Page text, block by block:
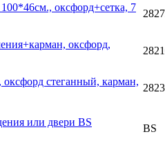
оксфорд+сетка, 7
оксфорд,
стеганный, карман,
или двери BS
BS